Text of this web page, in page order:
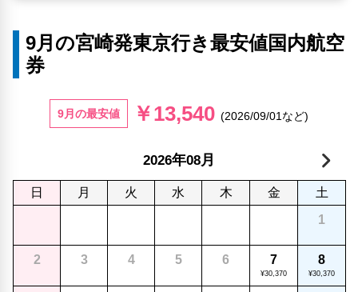
9月の宮崎発東京行き最安値国内航空
券
9月の最安値 ￥13,540 (2026/09/01など)
2026年08月
日 月 火 水 木 金
土
1
2 3 4 5 6 7
¥30,370
8
¥30,370